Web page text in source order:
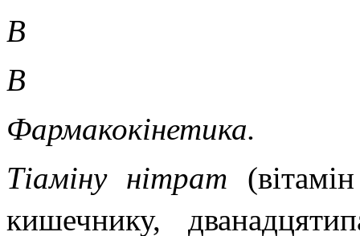
В
В
Фармакокінетика.
Тіаміну нітрат
кишечнику,